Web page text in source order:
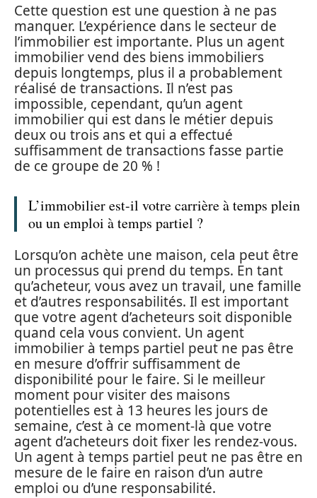
Cette question est une question à ne pas
manquer. L’expérience dans le secteur de
l’immobilier est importante. Plus un agent
immobilier vend des biens immobiliers
depuis longtemps, plus il a probablement
réalisé de transactions. Il n’est pas
impossible, cependant, qu’un agent
immobilier qui est dans le métier depuis
deux ou trois ans et qui a effectué
suffisamment de transactions fasse partie
de ce groupe de 20 % !
L’immobilier est-il votre carrière à temps plein
ou un emploi à temps partiel ?
Lorsqu’on achète une maison, cela peut être
un processus qui prend du temps. En tant
qu’acheteur, vous avez un travail, une famille
et d’autres responsabilités. Il est important
que votre agent d’acheteurs soit disponible
quand cela vous convient. Un agent
immobilier à temps partiel peut ne pas être
en mesure d’offrir suffisamment de
disponibilité pour le faire. Si le meilleur
moment pour visiter des maisons
potentielles est à 13 heures les jours de
semaine, c’est à ce moment-là que votre
agent d’acheteurs doit fixer les rendez-vous.
Un agent à temps partiel peut ne pas être en
mesure de le faire en raison d’un autre
emploi ou d’une responsabilité.